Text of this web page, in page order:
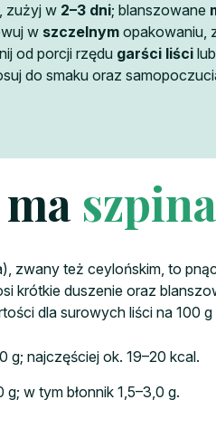
zużyj w 2–3 dni; blanszowane
w szczelnym opakowaniu,
od porcji rzędu garści liści lub
do smaku oraz
zwany też ceylońskim, to
krótkie duszenie oraz
dla surowych liści na 100
g; najczęściej ok. 19–20 kcal.
g; w tym błonnik 1,5–3,0 g.